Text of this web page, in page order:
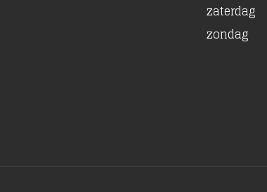
zaterdag
zondag